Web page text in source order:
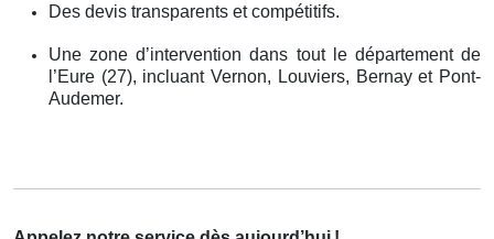
Des devis transparents et compétitifs.
Une zone d’intervention dans tout le département de
l’Eure (27), incluant Vernon, Louviers, Bernay et Pont-
Audemer.